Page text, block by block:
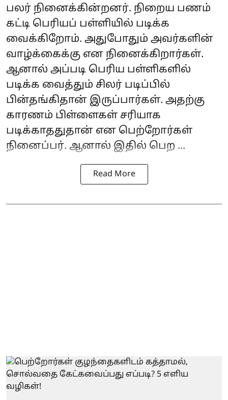
பலர் நினைக்கின்றனர். நிறைய பணம்
கட்டி பெரியப் பள்ளியில் படிக்க
வைக்கிறோம். அதுபோதும் அவர்களின்
வாழ்க்கைக்கு என நினைக்கிறார்கள்.
ஆனால் அப்படி பெரிய பள்ளிகளில்
படிக்க வைத்தும் சிலர் படிப்பில்
பின்தங்கிதான் இருப்பார்கள். அதற்கு
காரணம் பிள்ளைகள் சரியாக
படிக்காததுதான் என பெற்றோர்கள்
நினைப்பர். ஆனால் இதில் பெற ...
Read More